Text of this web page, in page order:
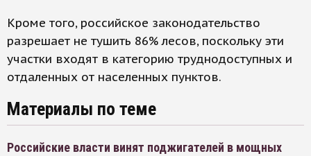
Кроме того, российское законодательство
разрешает не тушить 86% лесов, поскольку эти
участки входят в категорию труднодоступных и
отдаленных от населенных пунктов.
Материалы по теме
Российские власти винят поджигателей в мощных